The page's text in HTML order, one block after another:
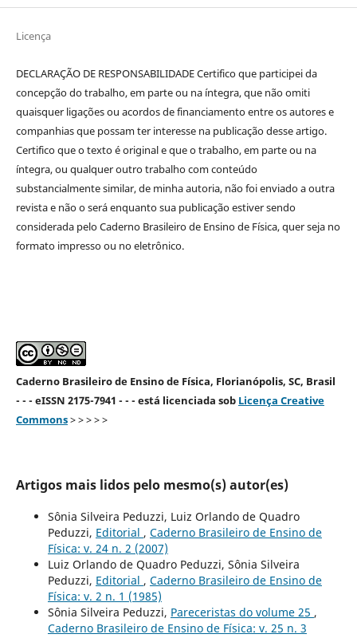
Licença
DECLARAÇÃO DE RESPONSABILIDADE Certifico que participei da
concepção do trabalho, em parte ou na íntegra, que não omiti
quaisquer ligações ou acordos de financiamento entre os autores e
companhias que possam ter interesse na publicação desse artigo.
Certifico que o texto é original e que o trabalho, em parte ou na
íntegra, ou qualquer outro trabalho com conteúdo
substancialmente similar, de minha autoria, não foi enviado a outra
revista e não o será enquanto sua publicação estiver sendo
considerada pelo Caderno Brasileiro de Ensino de Física, quer seja no
formato impresso ou no eletrônico.
Caderno Brasileiro de Ensino de Física, Florianópolis, SC, Brasil
- - - eISSN 2175-7941 - - - está licenciada sob Licença Creative
Commons> > > > >
Artigos mais lidos pelo mesmo(s) autor(es)
Sônia Silveira Peduzzi, Luiz Orlando de Quadro
Peduzzi, Editorial , Caderno Brasileiro de Ensino de
Física: v. 24 n. 2 (2007)
Luiz Orlando de Quadro Peduzzi, Sônia Silveira
Peduzzi, Editorial , Caderno Brasileiro de Ensino de
Física: v. 2 n. 1 (1985)
Sônia Silveira Peduzzi, Pareceristas do volume 25 ,
Caderno Brasileiro de Ensino de Física: v. 25 n. 3